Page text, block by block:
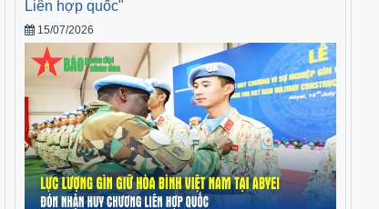
Liên hợp quốc"
15/07/2026